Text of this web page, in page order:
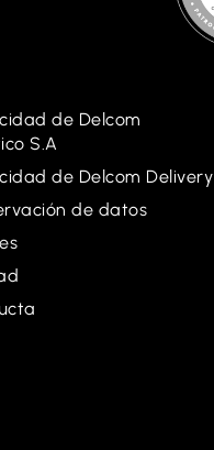
de Delcom
S.A
de Delcom Delivery
de datos